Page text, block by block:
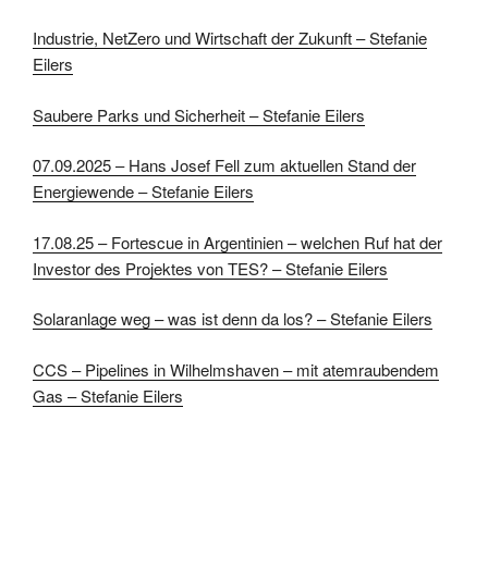
Industrie, NetZero und Wirtschaft der Zukunft – Stefanie
Eilers
Saubere Parks und Sicherheit – Stefanie Eilers
07.09.2025 – Hans Josef Fell zum aktuellen Stand der
Energiewende – Stefanie Eilers
17.08.25 – Fortescue in Argentinien – welchen Ruf hat der
Investor des Projektes von TES? – Stefanie Eilers
Solaranlage weg – was ist denn da los? – Stefanie Eilers
CCS – Pipelines in Wilhelmshaven – mit atemraubendem
Gas – Stefanie Eilers